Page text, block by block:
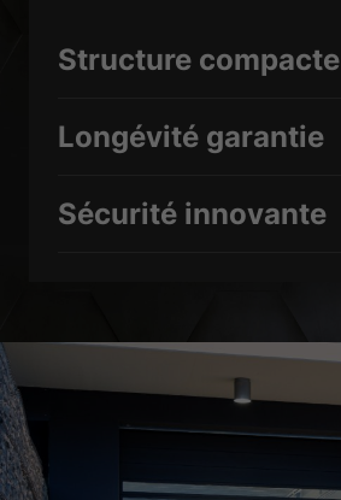
Structure compacte
Longévité garantie
Sécurité innovante